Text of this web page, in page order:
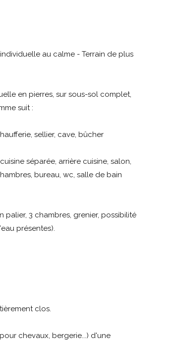
individuelle au calme - Terrain de plus
en pierres, sur sous-sol complet,
suit :
sellier, cave, bûcher
séparée, arrière cuisine, salon,
bureau, wc, salle de bain
palier, 3 chambres, grenier, possibilité
présentes).
clos.
chevaux, bergerie...) d'une